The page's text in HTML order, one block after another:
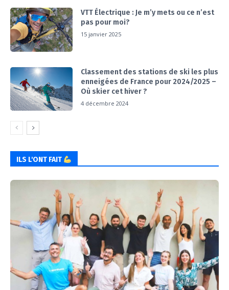
VTT Électrique : Je m’y mets ou ce n’est
pas pour moi?
15 janvier 2025
Classement des stations de ski les plus
enneigées de France pour 2024/2025 –
Où skier cet hiver ?
4 décembre 2024
ILS L'ONT FAIT